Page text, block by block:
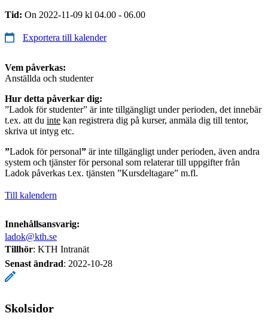
Tid: On 2022-11-09 kl 04.00 - 06.00
Exportera till kalender
Vem påverkas:
Anställda och studenter
Hur detta påverkar dig:
”Ladok för studenter” är inte tillgängligt under perioden, det innebär
t.ex. att du inte kan registrera dig på kurser, anmäla dig till tentor,
skriva ut intyg etc.
”Ladok för personal” är inte tillgängligt under perioden, även andra
system och tjänster för personal som relaterar till uppgifter från
Ladok påverkas t.ex. tjänsten ”Kursdeltagare” m.fl.
Till kalendern
Innehållsansvarig:
ladok@kth.se
Tillhör: KTH Intranät
Senast ändrad: 2022-10-28
Skolsidor